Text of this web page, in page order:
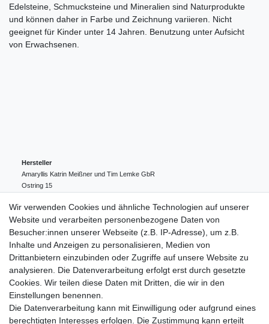
Edelsteine, Schmucksteine und Mineralien sind Naturprodukte
und können daher in Farbe und Zeichnung variieren. Nicht
geeignet für Kinder unter 14 Jahren. Benutzung unter Aufsicht
von Erwachsenen.
Hersteller
Amaryllis Katrin Meißner und Tim Lemke GbR
Ostring 15
004943548099856
amaryllis-eckernfoerde@t-online.de
EU-Verantwortlicher
Amaryllis Katrin Meißner und Tim Lemke GbR
Ostring
15
004943548099856
amaryllis-eckernfoerde@t-online.de
Wir verwenden Cookies und ähnliche Technologien auf unserer
Website und verarbeiten personenbezogene Daten von
Besucher:innen unserer Webseite (z.B. IP-Adresse), um z.B.
Inhalte und Anzeigen zu personalisieren, Medien von
Drittanbietern einzubinden oder Zugriffe auf unsere Website zu
analysieren. Die Datenverarbeitung erfolgt erst durch gesetzte
Cookies. Wir teilen diese Daten mit Dritten, die wir in den
Einstellungen benennen.
Die Datenverarbeitung kann mit Einwilligung oder aufgrund eines
berechtigten Interesses erfolgen. Die Zustimmung kann erteilt